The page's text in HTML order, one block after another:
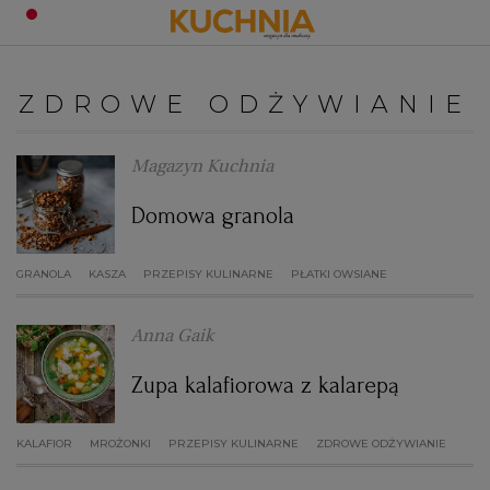
OBIADY
KOLACJE
DESERY
HALLOWEEN
BOŻE NARODZENIE
KARNAWAŁ
KUCHNIE ŚWIATA
KUCHNIA WŁOSKA
KUCHNIA BRYTYJSKA
DANIA SEZONOWE
PORADY
Zaloguj się
ZDROWE ODŻYWIANIE
Magazyn Kuchnia
Domowa granola
GRANOLA KASZA PRZEPISY KULINARNE PŁATKI OWSIANE
Anna Gaik
Zupa kalafiorowa z kalarepą
KALAFIOR MROŻONKI PRZEPISY KULINARNE ZDROWE ODŻYWIANIE